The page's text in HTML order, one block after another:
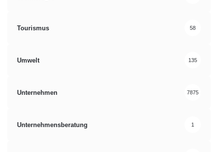
Tourismus 58
Umwelt 135
Unternehmen 7875
Unternehmensberatung 1